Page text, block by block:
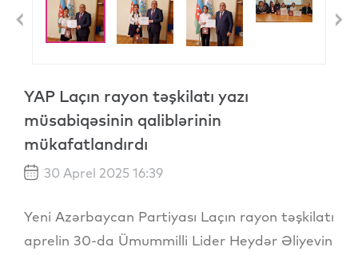
Previous
YAP Laçın rayon təşkilatı yazı
müsabiqəsinin qaliblərinin
mükafatlandırdı
30 Aprel 2025 16:39
Yeni Azərbaycan Partiyası Laçın rayon təşkilatı
aprelin 30-da Ümummilli Lider Heydər Əliyevin